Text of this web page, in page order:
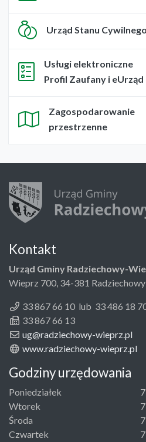
Urząd Stanu Cywilnego
Usługi elektroniczne
Profil Zaufany i eUrząd
Zagospodarowanie
przestrzenne
Kontakt
Urząd Gminy Radziechowy-
Wieprz 700, 34-381 Radziechowy
33 867 66 10 lub 33 486 18
33 867 66 13
ug@radziechowy-wieprz.pl
www.radziechowy-wieprz.pl
Godziny urzędowania
Poniedziałek
Wtorek
Środa
Czwartek